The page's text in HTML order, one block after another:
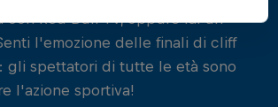
con Red Bull TV, oppure fai un
l'emozione delle finali di cliff
gli spettatori di tutte le età sono
l'azione sportiva!